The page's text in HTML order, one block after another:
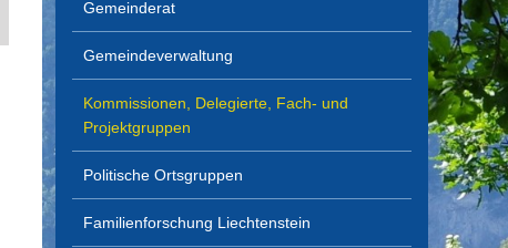
Gemeinderat
Gemeindeverwaltung
Kommissionen, Delegierte, Fach- und
Projektgruppen
Politische Ortsgruppen
Familienforschung Liechtenstein